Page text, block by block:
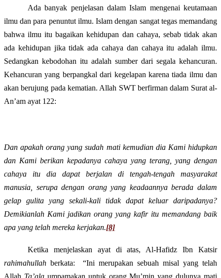
Ada banyak penjelasan dalam Islam mengenai keutamaan
ilmu dan para penuntut ilmu. Islam dengan sangat tegas memandang
bahwa ilmu itu bagaikan kehidupan dan cahaya, sebab tidak akan
ada kehidupan jika tidak ada cahaya dan cahaya itu adalah ilmu.
Sedangkan kebodohan itu adalah sumber dari segala kehancuran.
Kehancuran yang berpangkal dari kegelapan karena tiada ilmu dan
akan berujung pada kematian. Allah SWT berfirman dalam Surat al-
An’am ayat 122:
Dan apakah orang yang sudah mati kemudian dia Kami hidupkan
dan Kami berikan kepadanya cahaya yang terang, yang dengan
cahaya itu dia dapat berjalan di tengah-tengah masyarakat
manusia, serupa dengan orang yang keadaannya berada dalam
gelap gulita yang sekali-kali tidak dapat keluar daripadanya?
Demikianlah Kami jadikan orang yang kafir itu memandang baik
apa yang telah mereka kerjakan.[8]
Ketika menjelaskan ayat di atas, Al-Hafidz Ibn Katsir
rahimahullah berkata:
“Ini merupakan sebuah misal yang telah
Allah Ta’alaumpamakan untuk orang Mu’min yang dulunya mati